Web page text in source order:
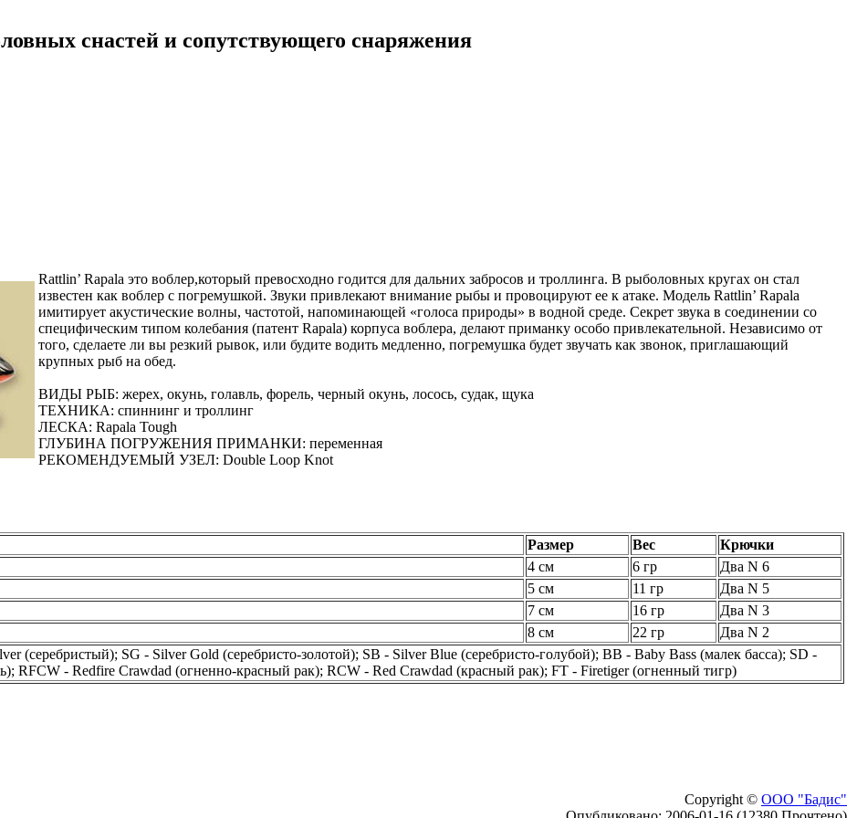
снастей и сопутствующего снаряжения
Rattlin’ Rapala это воблер,который превосходно годится для дальних забросов и троллинга. В рыболовных кругах он стал
известен как воблер с погремушкой. Звуки привлекают внимание рыбы и провоцируют ее к атаке. Модель Rattlin’ Rapala
имитирует акустические волны, частотой, напоминающей «голоса природы» в водной среде. Секрет звука в соединении со
специфическим типом колебания (патент Rapala) корпуса воблера, делают приманку особо привлекательной. Независимо от
того, сделаете ли вы резкий рывок, или будите водить медленно, погремушка будет звучать как звонок, приглашающий
крупных рыб на обед.
ВИДЫ РЫБ: жерех, окунь, голавль, форель, черный окунь, лосось, судак, щука
ТЕХНИКА: спиннинг и троллинг
ЛЕСКА: Rapala Tough
ГЛУБИНА ПОГРУЖЕНИЯ ПРИМАНКИ: переменная
РЕКОМЕНДУЕМЫЙ УЗЕЛ: Double Loop Knot
Размер Вес
Крючки
4 см 6 гр
Два N 6
5 см 11 гр
Два N 5
7 см 16 гр
Два N 3
8 см 22 гр
Два N 2
(серебристый); SG - Silver Gold (серебристо-золотой); SB - Silver Blue (серебристо-голубой); BB - Baby Bass (малек басса); SD -
RFCW - Redfire Crawdad (огненно-красный рак); RCW - Red Crawdad (красный рак); FT - Firetiger (огненный тигр)
Copyright © ООО "Бадис"